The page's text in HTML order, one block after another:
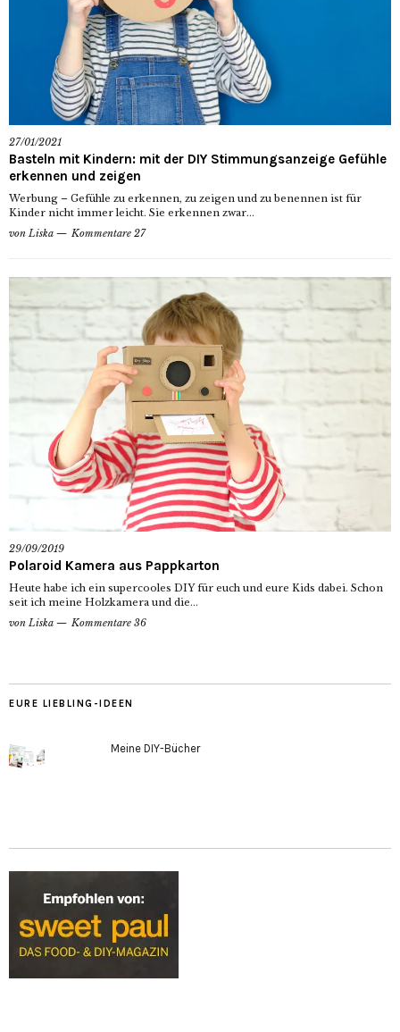
27/01/2021
Basteln mit Kindern: mit der DIY Stimmungsanzeige Gefühle
erkennen und zeigen
Werbung – Gefühle zu erkennen, zu zeigen und zu benennen ist für
Kinder nicht immer leicht. Sie erkennen zwar...
von Liska Kommentare 27
29/09/2019
Polaroid Kamera aus Pappkarton
Heute habe ich ein supercooles DIY für euch und eure Kids dabei. Schon
seit ich meine Holzkamera und die...
von Liska Kommentare 36
EURE LIEBLING-IDEEN
Meine DIY-Bücher